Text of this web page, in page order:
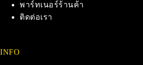
พาร์ทเนอร์ร้านค้า
ติดต่อเรา
INFO